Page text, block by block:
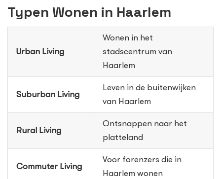
Typen Wonen in Haarlem
Urban Living
Wonen in het
stadscentrum van
Haarlem
Suburban Living
Leven in de buitenwijken
van Haarlem
Rural Living
Ontsnappen naar het
platteland
Commuter Living
Voor forenzers die in
Haarlem wonen